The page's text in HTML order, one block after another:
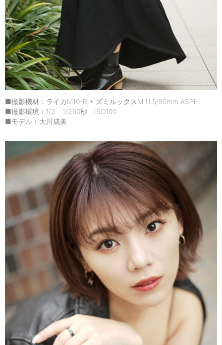
■撮影機材：ライカM10-R + ズミルックスM f1.5/90mm ASPH.
■撮影環境：f/2 1/250秒 ISO100
■モデル：大川成美